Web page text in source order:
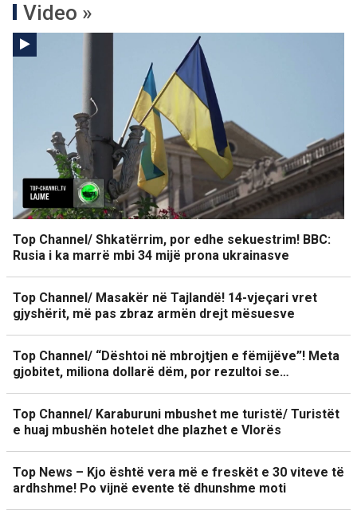
Video »
Top Channel/ Shkatërrim, por edhe sekuestrim! BBC:
Rusia i ka marrë mbi 34 mijë prona ukrainasve
Top Channel/ Masakër në Tajlandë! 14-vjeçari vret
gjyshërit, më pas zbraz armën drejt mësuesve
Top Channel/ “Dështoi në mbrojtjen e fëmijëve”! Meta
gjobitet, miliona dollarë dëm, por rezultoi se…
Top Channel/ Karaburuni mbushet me turistë/ Turistët
e huaj mbushën hotelet dhe plazhet e Vlorës
Top News – Kjo është vera më e freskët e 30 viteve të
ardhshme! Po vijnë evente të dhunshme moti